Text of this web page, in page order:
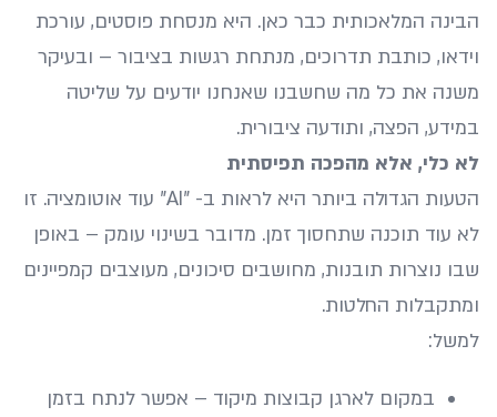
הבינה המלאכותית כבר כאן. היא מנסחת פוסטים, עורכת
וידאו, כותבת תדרוכים, מנתחת רגשות בציבור – ובעיקר
משנה את כל מה שחשבנו שאנחנו יודעים על שליטה
במידע, הפצה, ותודעה ציבורית.
לא כלי, אלא מהפכה תפיסתית
הטעות הגדולה ביותר היא לראות ב- "AI" עוד אוטומציה. זו
לא עוד תוכנה שתחסוך זמן. מדובר בשינוי עומק – באופן
שבו נוצרות תובנות, מחושבים סיכונים, מעוצבים קמפיינים
ומתקבלות החלטות.
למשל:
במקום לארגן קבוצות מיקוד – אפשר לנתח בזמן